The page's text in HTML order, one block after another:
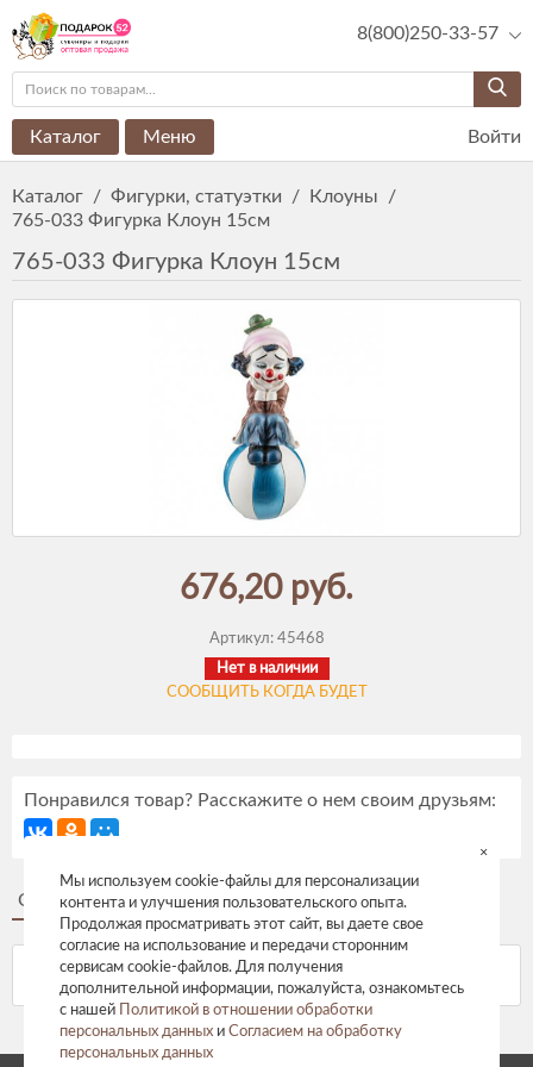
8(800)250-33-57
Каталог Меню Войти
Каталог / Фигурки, статуэтки / Клоуны
/
765-033 Фигурка Клоун 15см
765-033 Фигурка Клоун 15см
676,20 руб.
Артикул: 45468
Нет в наличии
СООБЩИТЬ КОГДА БУДЕТ
Понравился товар? Расскажите о нем своим друзьям:
Описание Отзывы
Мы используем cookie-файлы для персонализации
контента и улучшения пользовательского опыта.
Продолжая просматривать этот сайт, вы даете свое
согласие на использование и передачи сторонним
сервисам cookie-файлов. Для получения
дополнительной информации, пожалуйста, ознакомьтесь
с нашей
Политикой в отношении обработки
персональных данных и Согласием на обработку
персональных данных
×